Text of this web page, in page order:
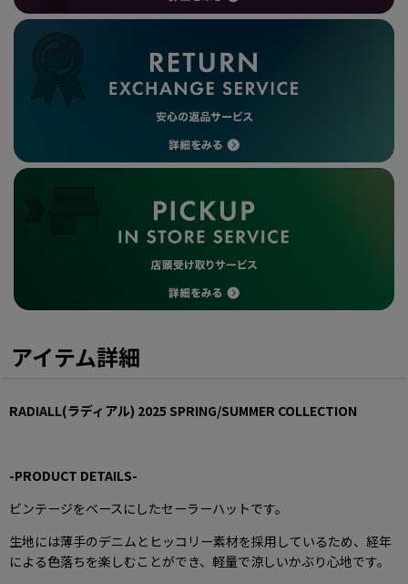
アイテム詳細
RADIALL(ラディアル) 2025 SPRING/SUMMER COLLECTION
-PRODUCT DETAILS-
ビンテージをベースにしたセーラーハットです。
生地には薄手のデニムとヒッコリー素材を採用しているため、経年
による色落ちを楽しむことができ、軽量で涼しいかぶり心地です。